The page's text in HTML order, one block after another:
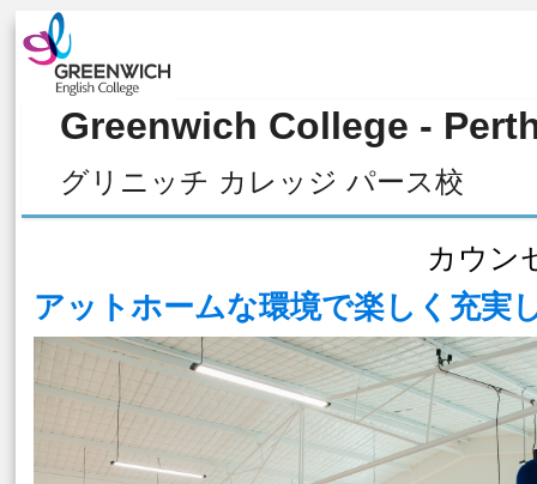
Greenwich College -
グリニッチ カレッジ パース校
カウン
アットホームな環境で楽しく充実